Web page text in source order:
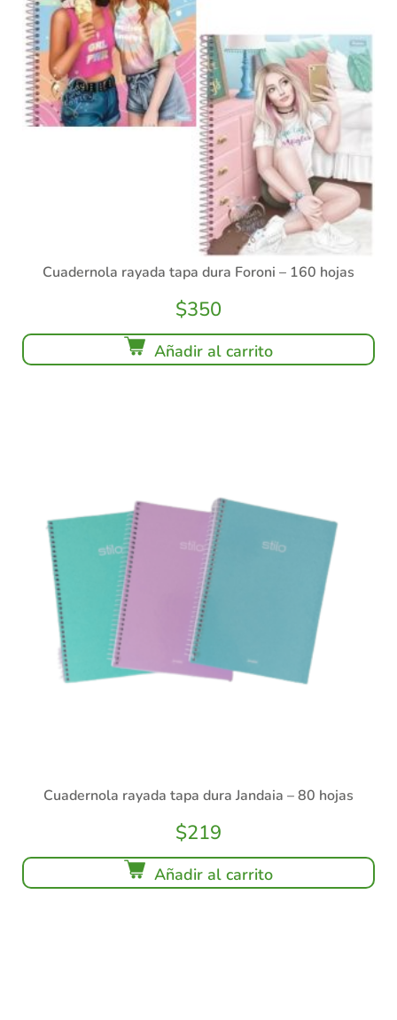
Cuadernola rayada tapa dura Foroni – 160 hojas
$350
Añadir al carrito
Cuadernola rayada tapa dura Jandaia – 80 hojas
$219
Añadir al carrito